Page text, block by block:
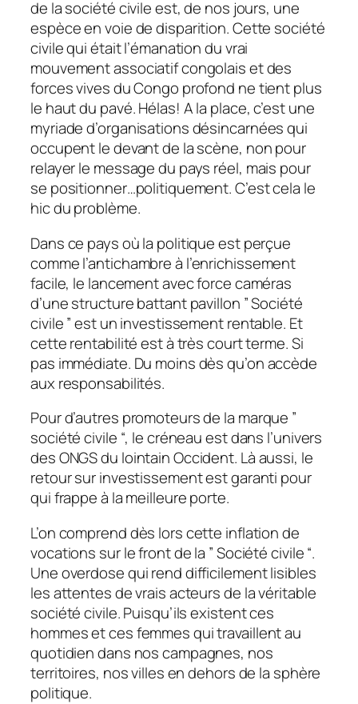
de la société civile est, de nos jours, une
espèce en voie de disparition. Cette société
civile qui était l’émanation du vrai
mouvement associatif congolais et des
forces vives du Congo profond ne tient plus
le haut du pavé. Hélas! A la place, c’est une
myriade d’organisations désincarnées qui
occupent le devant de la scène, non pour
relayer le message du pays réel, mais pour
se positionner…politiquement. C’est cela le
hic du problème.
Dans ce pays où la politique est perçue
comme l’antichambre à l’enrichissement
facile, le lancement avec force caméras
d’une structure battant pavillon ” Société
civile ” est un investissement rentable. Et
cette rentabilité est à très court terme. Si
pas immédiate. Du moins dès qu’on accède
aux responsabilités.
Pour d’autres promoteurs de la marque ”
société civile “, le créneau est dans l’univers
des ONGS du lointain Occident. Là aussi, le
retour sur investissement est garanti pour
qui frappe à la meilleure porte.
L’on comprend dès lors cette inflation de
vocations sur le front de la ” Société civile “.
Une overdose qui rend difficilement lisibles
les attentes de vrais acteurs de la véritable
société civile. Puisqu’ils existent ces
hommes et ces femmes qui travaillent au
quotidien dans nos campagnes, nos
territoires, nos villes en dehors de la sphère
politique.